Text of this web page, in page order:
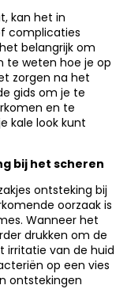
kan het in
complicaties
belangrijk om
te weten hoe je op
zorgen na het
gids om je te
en te
kale look kunt
bij het scheren
ontsteking bij
oorzaak is
Wanneer het
drukken om de
irritatie van de huid
op een vies
ontstekingen